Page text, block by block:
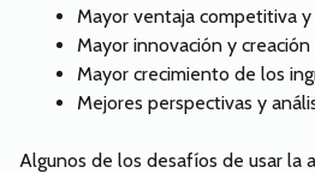
Mayor ventaja competitiva
Mayor innovación y
Mayor crecimiento de los
Mejores perspectivas y
Algunos de los desafíos de usar la